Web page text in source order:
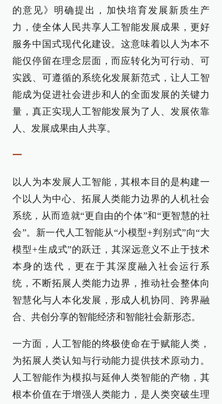
的意见》明确提出，加快培育发展新质生产
力，使全体人民共享人工智能发展成果，更好
服务中国式现代化建设。这意味着以人为本不
能仅停留在理念层面，而应转化为可行动、可
实践、可遵循的系统化发展新范式，让人工智
能成为促进社会进步和人的全面发展的关键力
量，真正实现人工智能发展为了人、发展依靠
人、发展成果由人共享。
一
以人为本发展人工智能，其根本目的是构建一
个以人为中心、拓展人类能力边界的人机社会
系统，从而造就“更自由的个体”和“更智慧的社
会”。新一代人工智能从“小模型+判别式”向“大
模型+生成式”的跃迁，其深远意义不止于技术
本身的迭代，更在于其深度融入社会运行系
统，不断拓展人类能力边界，推动社会整体向
智慧化与人本化发展，形成人机协同、跨界融
合、共创分享的智能经济和智能社会新形态。
一方面，人工智能的终极使命在于赋能人类，
为拓展人类认知与行动能力提供技术原动力。
人工智能作为模拟与延伸人类智能的产物，其
根本价值在于增强人类能力，是人类突破生理